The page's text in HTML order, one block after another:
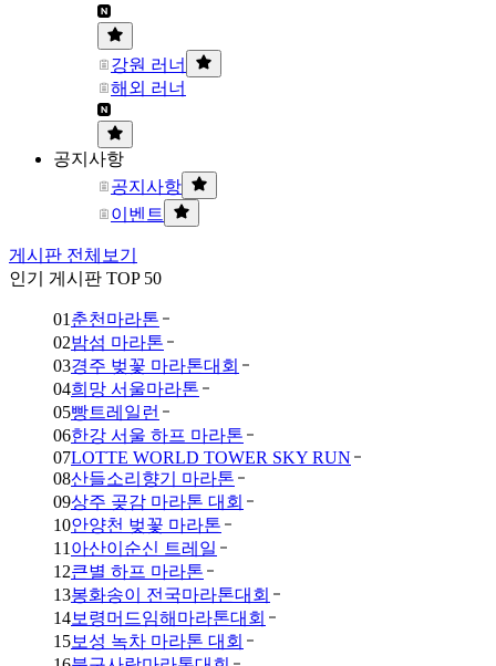
강원 러너
해외 러너
공지사항
공지사항
이벤트
게시판 전체보기
인기 게시판 TOP 50
01 춘천마라톤
02밤섬 마라톤
03경주 벚꽃 마라톤대회
04희망 서울마라톤
05빵트레일런
06한강 서울 하프 마라톤
07LOTTE WORLD TOWER SKY RUN
08산들소리향기 마라톤
09상주 곶감 마라톤 대회
10안양천 벚꽃 마라톤
11 아산이순신 트레일
12큰별 하프 마라톤
13봉화송이 전국마라톤대회
14보령머드임해마라톤대회
15보성 녹차 마라톤 대회